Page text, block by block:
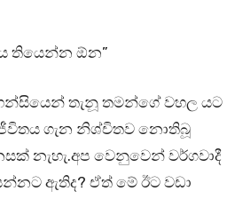
තියෙන්න ඕන”
තැනූ තමන්ගේ වහල යට
ගැන නිශ්චිතව නොතිබූ
නැහැ.අප වෙනුවෙන් වර්ගවාදී
ඇතිද? ඒත් මේ ඊට වඩා